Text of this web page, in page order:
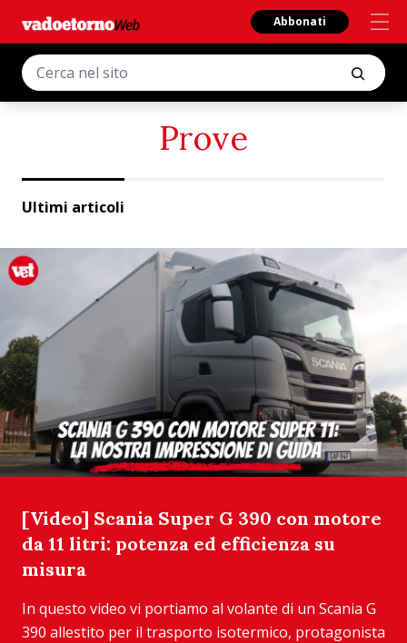
Abbonati
Prove
Ultimi articoli
[Video] Scania Super G 390 con motore
da 11 litri: potenza ed efficienza su
misura
In questo video vi portiamo al volante di un Scania G
390 allestito per il trasporto isotermico, protagonista